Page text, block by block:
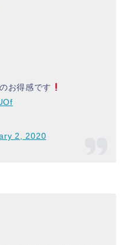
お得感です
2, 2020